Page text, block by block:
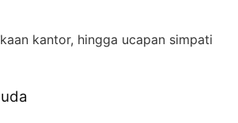
kantor, hingga ucapan simpati